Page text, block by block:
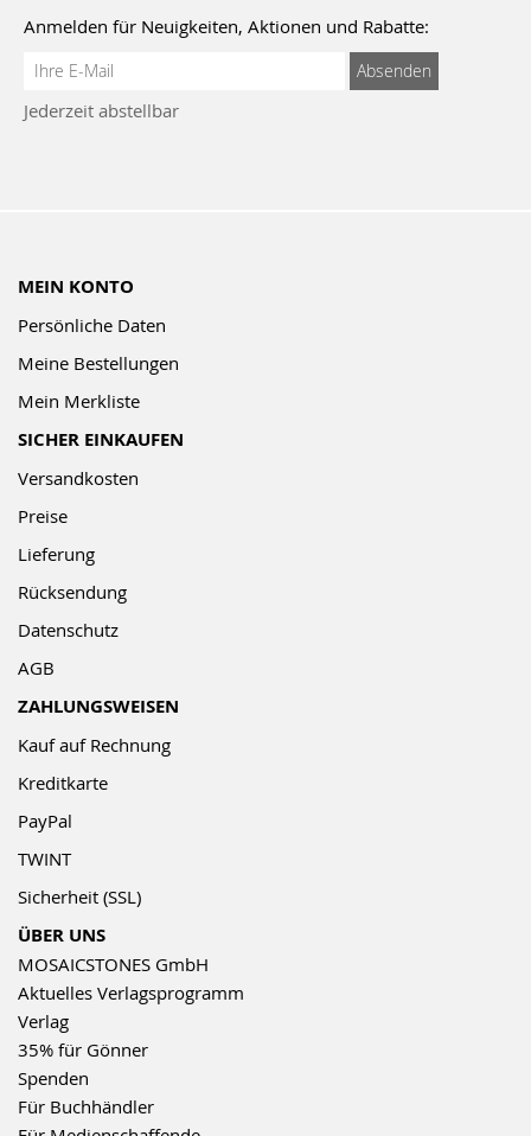
Anmelden für Neuigkeiten, Aktionen und Rabatte:
Anmeldung
Newsletter:
Absenden
Jederzeit abstellbar
MEIN KONTO
Persönliche Daten
Meine Bestellungen
Mein Merkliste
SICHER EINKAUFEN
Versandkosten
Preise
Lieferung
Rücksendung
Datenschutz
AGB
ZAHLUNGSWEISEN
Kauf auf Rechnung
Kreditkarte
PayPal
TWINT
Sicherheit (SSL)
ÜBER UNS
MOSAICSTONES GmbH
Aktuelles Verlagsprogramm
Verlag
35% für Gönner
Spenden
Für Buchhändler